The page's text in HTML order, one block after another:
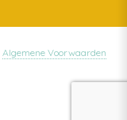
Algemene Voorwaarden